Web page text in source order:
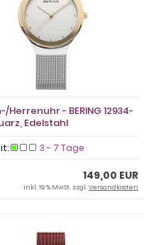
Herrenuhr - BERING 12934-
Edelstahl
3 - 7 Tage
149,00 EUR
inkl. 19 % MwSt. zzgl.Versandkosten